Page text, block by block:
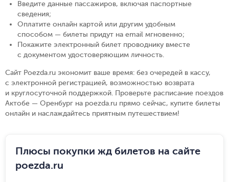
Введите данные пассажиров, включая паспортные
сведения;
Оплатите онлайн картой или другим удобным
способом — билеты придут на email мгновенно;
Покажите электронный билет проводнику вместе
с документом удостоверяющим личность.
Сайт Poezda.ru экономит ваше время: без очередей в кассу,
с электронной регистрацией, возможностью возврата
и круглосуточной поддержкой. Проверьте расписание поездов
Актобе — Оренбург на poezda.ru прямо сейчас, купите билеты
онлайн и наслаждайтесь приятным путешествием!
Плюсы покупки жд билетов на сайте
poezda.ru